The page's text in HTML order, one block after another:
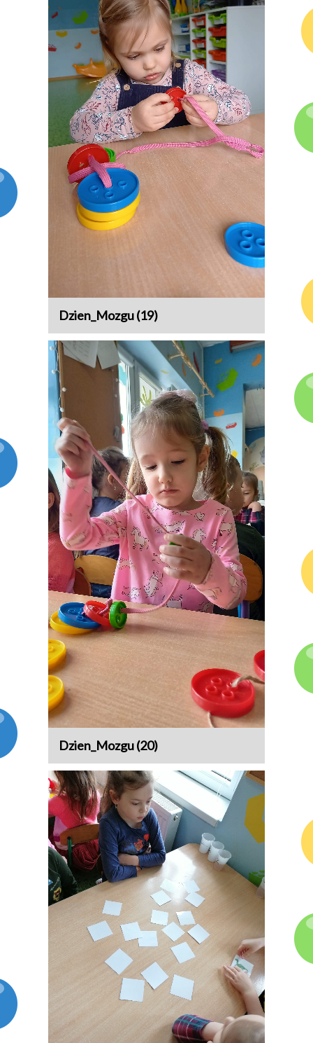
Dzien_Mozgu (19)
Dzien_Mozgu (20)